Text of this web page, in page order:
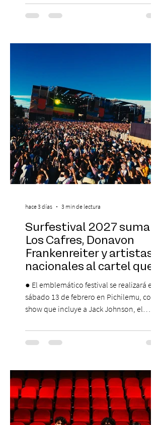
con una edición renovada que reunirá
yoga, bienestar y vida consciente, con la
Antonella Orsini, Yoga Woman y más
Centro Cultural Estación Mapocho, espacio
que albergará durante dos jornadas una
pro
Surfestival 2027 suma a
Los Cafres, Donavon
Frankenreiter y artistas
nacionales al cartel que
encabeza Jack Johnson
● El emblemático festival se realizará el
sábado 13 de febrero en Pichilemu, con un
show que incluye a Jack Johnson, el
El lunes 10 de agosto comienza la
Preventa Exclusiva Santander con 30%
stock). Posterior a esta preventa exclusiva
se da inicio a la segunda etapa con una
preventa con 20% descuento para los
clientes del mismo banco y 20% para las
personas que se pre inscribieron y el miérc
hace 3 días 3 min de lectura